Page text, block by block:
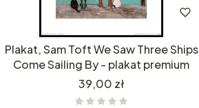
Plakat, Sam Toft We Saw Three Ships
Come Sailing By - plakat premium
Cena
39,00 zł